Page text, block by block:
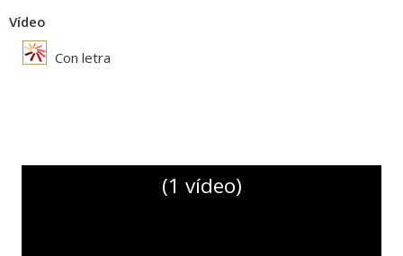
Vídeo
Con letra
(1 vídeo)